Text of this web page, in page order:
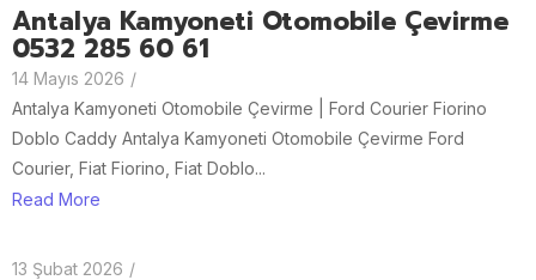
Antalya Kamyoneti Otomobile Çevirme
0532 285 60 61
14 Mayıs 2026 /
Antalya Kamyoneti Otomobile Çevirme | Ford Courier Fiorino
Doblo Caddy Antalya Kamyoneti Otomobile Çevirme Ford
Courier, Fiat Fiorino, Fiat Doblo...
Read More
13 Şubat 2026 /